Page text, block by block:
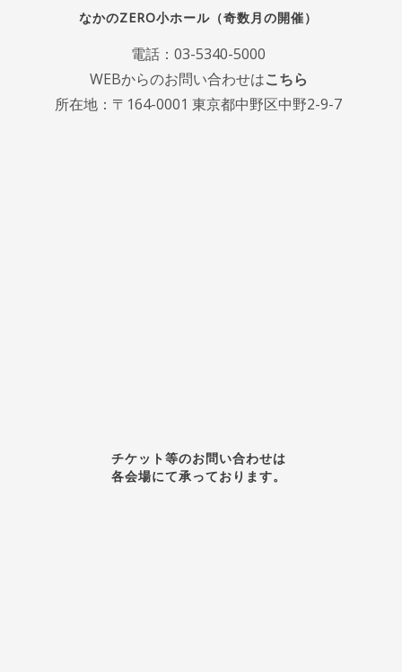
なかのZERO小ホール（奇数月の開催）
電話：03-5340-5000
WEBからのお問い合わせはこちら
所在地：〒164-0001 東京都中野区中野2-9-7
チケット等のお問い合わせは
各会場にて承っております。